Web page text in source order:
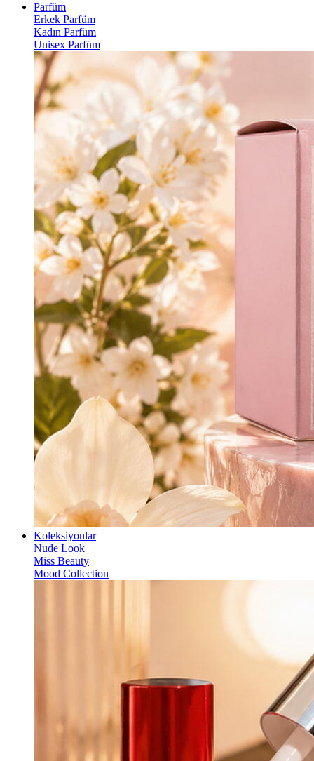
Parfüm
Erkek Parfüm
Kadın Parfüm
Unisex Parfüm
Koleksiyonlar
Nude Look
Miss Beauty
Mood Collection